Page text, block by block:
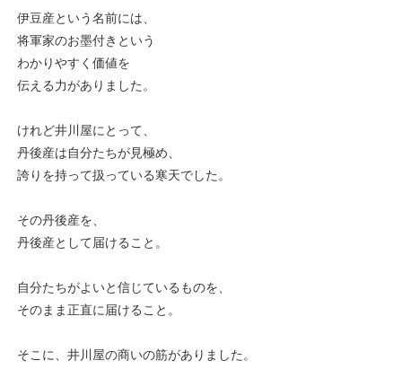
伊豆産という名前には、
将軍家のお墨付きという
わかりやすく価値を
伝える力がありました。
けれど井川屋にとって、
丹後産は自分たちが見極め、
誇りを持って扱っている寒天でした。
その丹後産を、
丹後産として届けること。
自分たちがよいと信じているものを、
そのまま正直に届けること。
そこに、井川屋の商いの筋がありました。